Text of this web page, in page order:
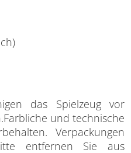
das Spielzeug vor
und technische
Verpackungen
entfernen Sie aus